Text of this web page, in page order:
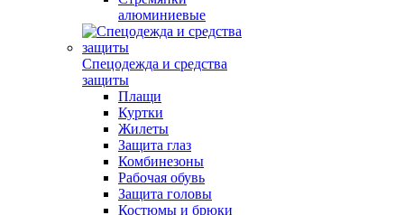
алюминиевые
Спецодежда и средства
защиты
Плащи
Куртки
Жилеты
Защита глаз
Комбинезоны
Рабочая обувь
Защита головы
Костюмы и брюки